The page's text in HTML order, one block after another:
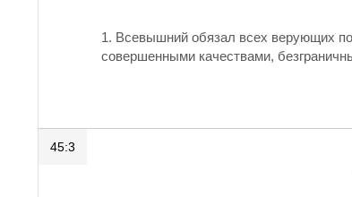
1. Всевышний обязал всех верующих
совершенными качествами,
45:3